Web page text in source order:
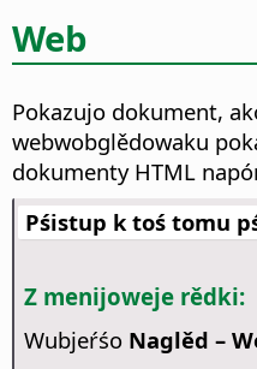
Web
Pokazujo dokument,
webwobglědowaku
dokumenty HTML
Pśistup k toś tomu
Z menijoweje rědki:
Wubjeŕśo Naglěd –